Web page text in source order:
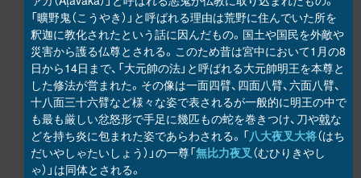
「曠野鬼（こうやき）」と呼ばれる理由は荒野に住んでいた所を
釈迦に教化されたという話に因んだもの。国土や国民を外敵や
災害から護る仏尊とされる。このため昔は宮中において1月の8
日から14日まで、「大元帥の法」と呼ばれる大元帥明王を本尊と
した修法が営まれた。その像は一面四臂、四面八臂、六面八臂、
十八面三十六臂など様々な姿で表されるが一般的に明王の中で
も最も厳しい忿怒形で手足に幾匹もの蛇を巻きつけ、刀や戟な
どを持ち炎に包まれた姿であらわされる。「八大夜叉大将（はち
だいやしゃたいしょう）」の一尊「無比力夜叉（むひりきやし
ゃ）」は同体とされる。